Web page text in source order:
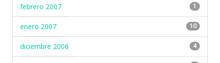
febrero 2007 1
enero 2007 10
diciembre 2006 4